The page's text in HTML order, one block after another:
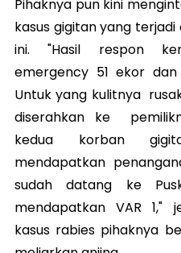
Pihaknya pun kini
kasus gigitan yang terjadi
ini. "Hasil respon
emergency 51 ekor
Untuk yang kulitnya
diserahkan ke
kedua korban
mendapatkan
sudah datang ke
mendapatkan VAR 1,"
kasus rabies pihaknya